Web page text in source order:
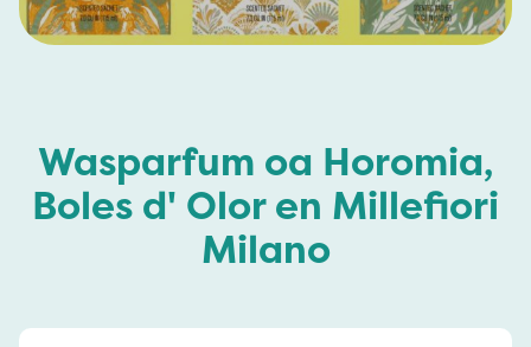
Wasparfum oa Horomia,
Boles d' Olor en Millefiori
Milano